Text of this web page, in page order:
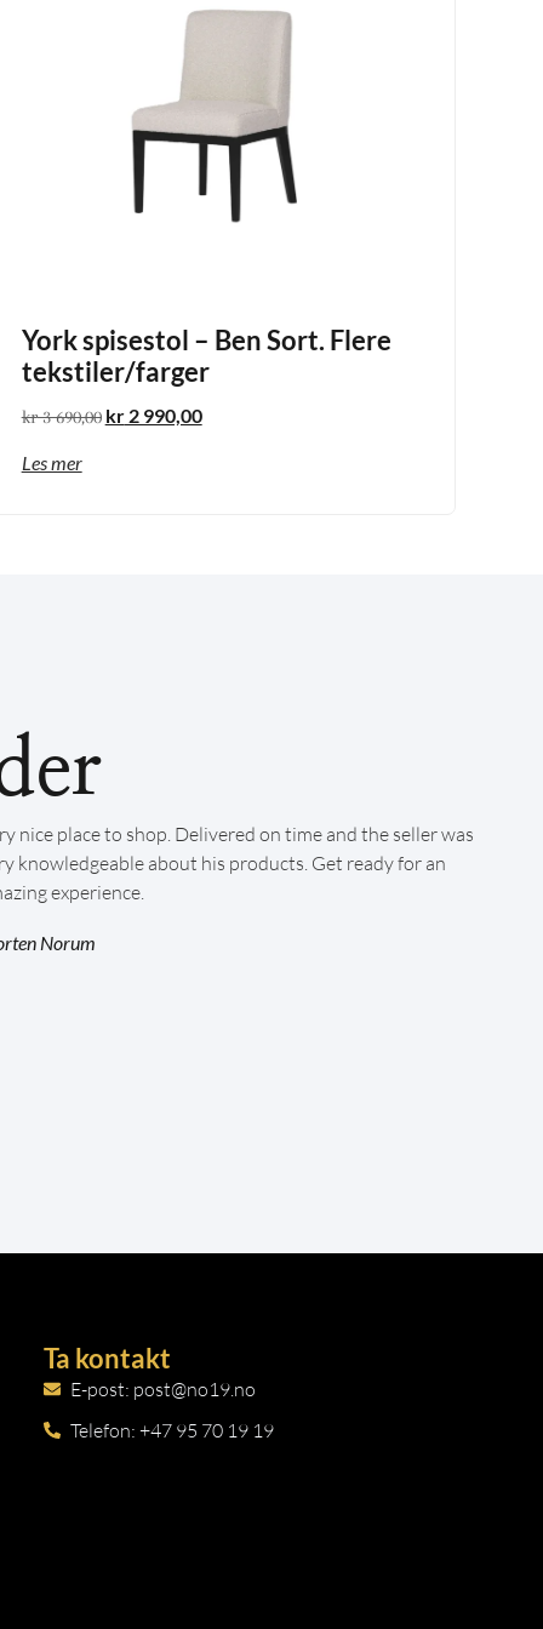
York spisestol – Ben Sort. Flere
tekstiler/farger
kr3 690,00 kr2 990,00
Les mer
nice place to shop. Delivered on time and the seller was
knowledgeable about his products. Get ready for an
experience.
Norum
Ta kontakt
E-post: post@no19.no
Telefon: +47 95 70 19 19